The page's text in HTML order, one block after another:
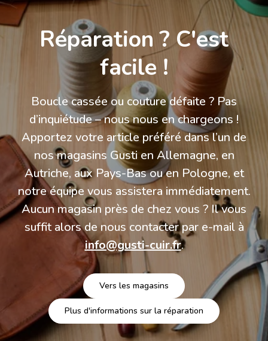
Réparation ? C'est
facile !
Boucle cassée ou couture défaite ? Pas
d’inquiétude – nous nous en chargeons !
Apportez votre article préféré dans l’un de
nos magasins Gusti en Allemagne, en
Autriche, aux Pays-Bas ou en Pologne, et
notre équipe vous assistera immédiatement.
Aucun magasin près de chez vous ? Il vous
suffit alors de nous contacter par e-mail à
info@gusti-cuir.fr.
Vers les magasins
Plus d'informations sur la réparation